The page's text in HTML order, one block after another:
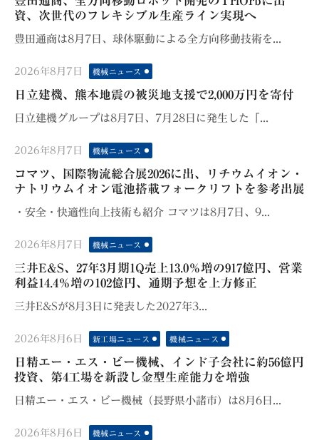
資、次世代のフレキシブル生産ライン実現へ
豊田通商は8月7日、球体駆動による全方向移動技術を...
Posted
on
2026年8月7日 機械ニュース
日立建機、熊本地震の被災地支援で2,000万円を寄付
日立建機グループは8月7日、7月28日に発生した「...
Posted
2026年8月7日 機械ニュース
コマツ、国際物流総合展2026に出、リチウムイオン・
ナトリウムイオン電池搭載フォークリフトを参考出展
・安全・快適性向上技術も紹介 コマツは8月7日、9...
Posted
on
2026年8月7日 機械ニュース
三井E&S、27年3月期1Q売上13.0％増の917億円、営業
利益14.4％増の102億円、通期予想を上方修正
三井E&Sが8月3日に発表した2027年3...
Posted
on
2026年8月6日 新工場ニュース 機械ニュース
日精エー・エス・ビー機械、インド子会社に約56億円
投資、第4工場を新設し金型生産能力を増強
日精エー・エス・ビー機械（長野県小諸市）は8月6日...
Posted
2026年8月6日 機械ニュース